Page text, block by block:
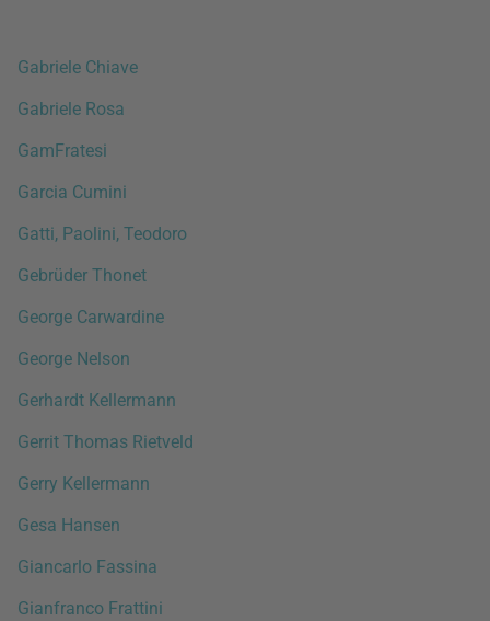
Gabriele Chiave
Gabriele Rosa
GamFratesi
Garcia Cumini
Gatti, Paolini, Teodoro
Gebrüder Thonet
George Carwardine
George Nelson
Gerhardt Kellermann
Gerrit Thomas Rietveld
Gerry Kellermann
Gesa Hansen
Giancarlo Fassina
Gianfranco Frattini